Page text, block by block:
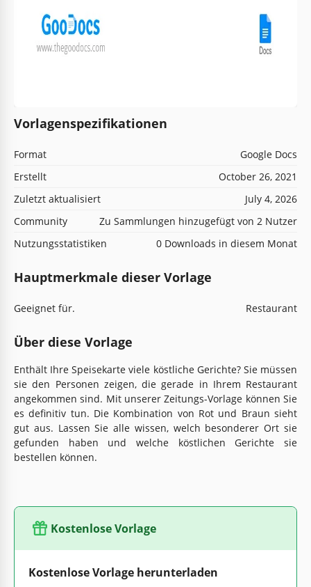
Vorlagenspezifikationen
Format
Google Docs
Erstellt
October 26, 2021
Zuletzt aktualisiert
July 4, 2026
Community
Zu Sammlungen hinzugefügt von 2 Nutzer
Nutzungsstatistiken
0 Downloads in diesem Monat
Hauptmerkmale dieser Vorlage
Geeignet für. Restaurant
Über diese Vorlage
Enthält Ihre Speisekarte viele köstliche Gerichte? Sie müssen
sie den Personen zeigen, die gerade in Ihrem Restaurant
angekommen sind. Mit unserer Zeitungs-Vorlage können Sie
es definitiv tun. Die Kombination von Rot und Braun sieht
gut aus. Lassen Sie alle wissen, welch besonderer Ort sie
gefunden haben und welche köstlichen Gerichte sie
bestellen können.
Kostenlose Vorlage
Kostenlose Vorlage herunterladen